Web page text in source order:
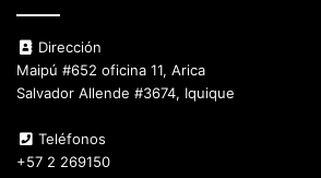
Dirección
Maipú #652 oficina 11, Arica
Salvador Allende #3674, Iquique
Teléfonos
+57 2 269150